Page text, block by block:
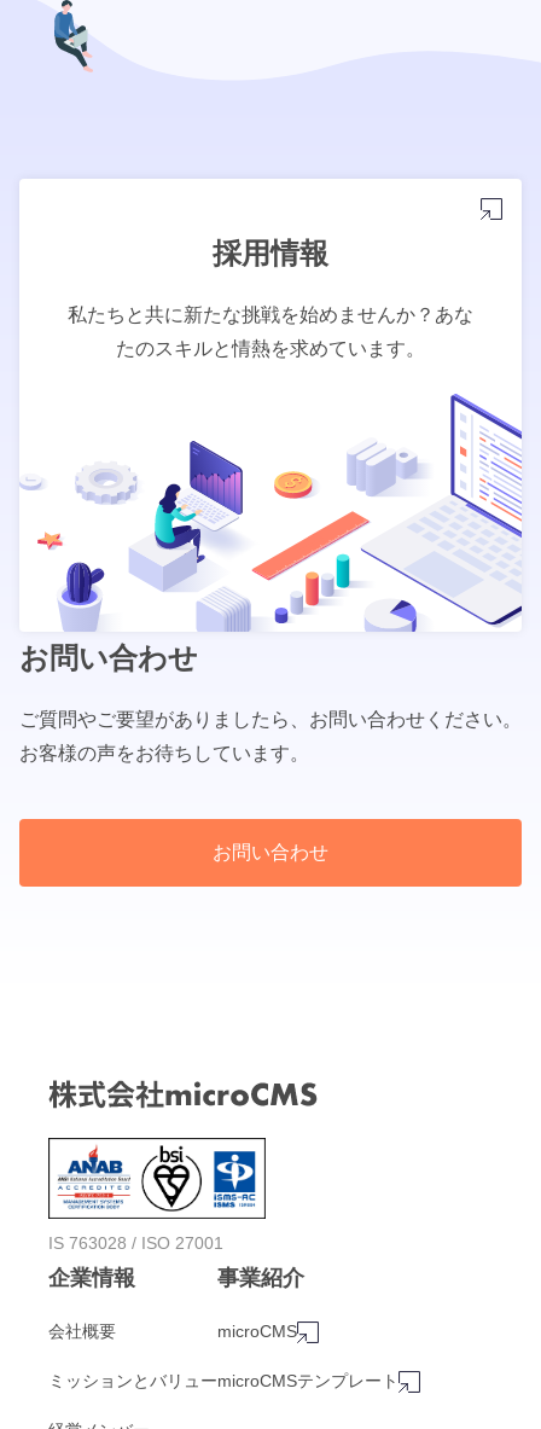
お問い合わせ
ご質問やご要望がありましたら、お問い合わせください。
お客様の声をお待ちしています。
お問い合わせ
採用情報
私たちと共に新たな挑戦を始めませんか？あな
たのスキルと情熱を求めています。
IS 763028 / ISO 27001
企業情報
会社概要
ミッションとバリュー
事業紹介
microCMS
microCMSテンプレート